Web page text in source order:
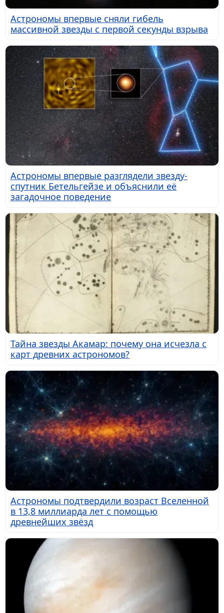
Астрономы впервые сняли гибель
массивной звезды с первой секунды взрыва
Астрономы впервые разглядели звезду-
спутник Бетельгейзе и объяснили её
загадочное поведение
Тайна звезды Акамар: почему она исчезла с
карт древних астрономов?
Астрономы подтвердили возраст Вселенной
в 13,8 миллиарда лет с помощью
древнейших звёзд